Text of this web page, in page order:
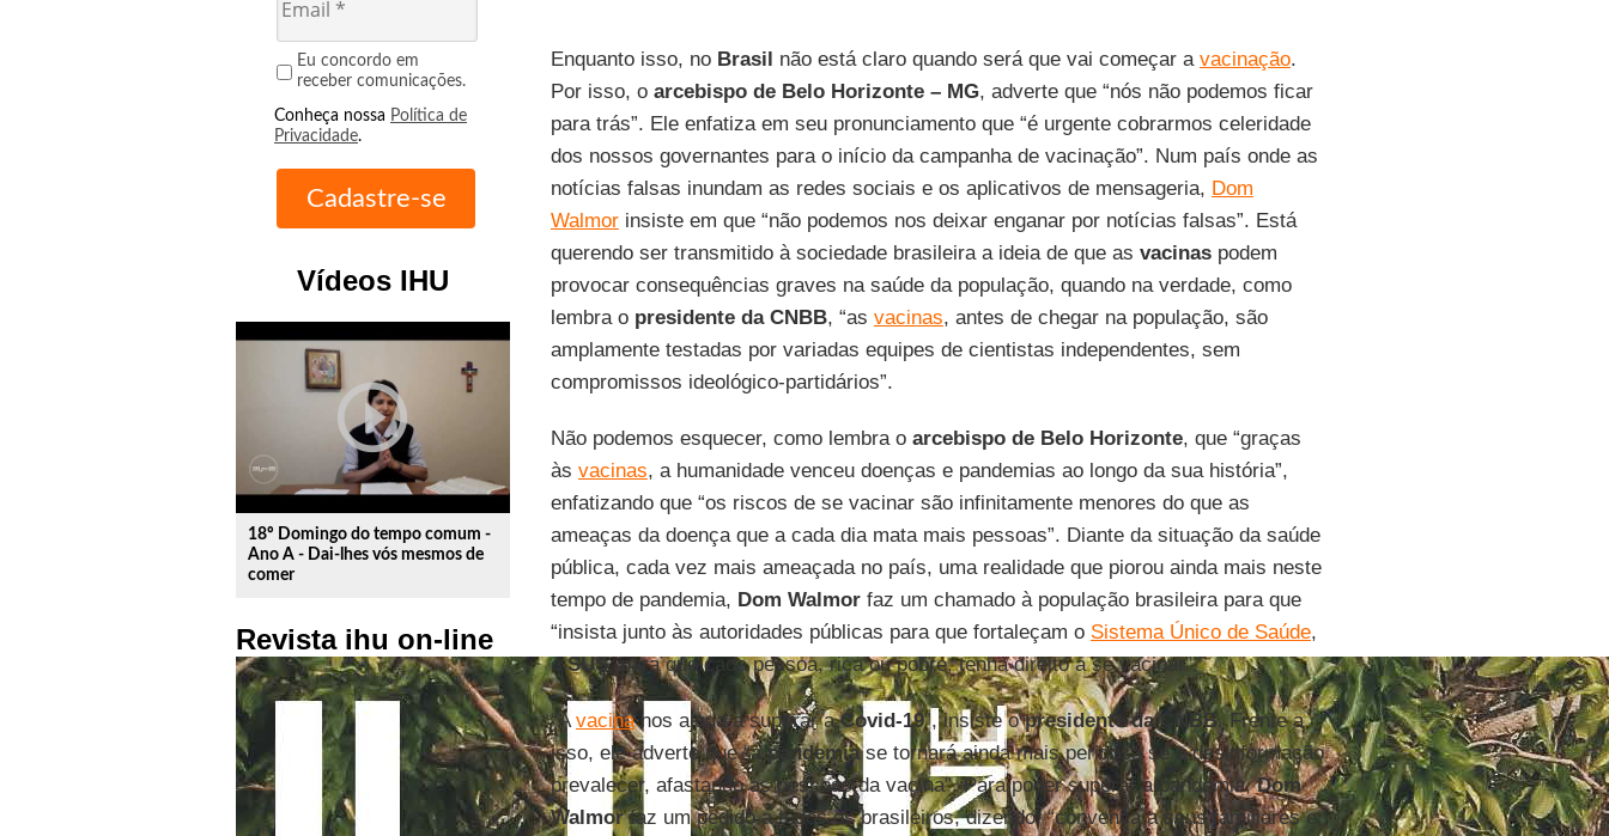
Eu concordo em
receber comunicações.
Conheça nossa Política de
Privacidade.
Vídeos IHU
play_circle_outline
18º Domingo do tempo comum -
Ano A - Dai-lhes vós mesmos de
comer
Revista ihu on-line
Enquanto isso, no Brasil não está claro quando será que vai começar a vacinação.
Por isso, o arcebispo de Belo Horizonte – MG, adverte que “nós não podemos ficar
para trás”. Ele enfatiza em seu pronunciamento que “é urgente cobrarmos celeridade
dos nossos governantes para o início da campanha de vacinação”. Num país onde as
notícias falsas inundam as redes sociais e os aplicativos de mensageria, Dom
Walmorinsiste em que “não podemos nos deixar enganar por notícias falsas”. Está
querendo ser transmitido à sociedade brasileira a ideia de que as vacinaspodem
provocar consequências graves na saúde da população, quando na verdade, como
lembra o presidente da CNBB, “as vacinas, antes de chegar na população, são
amplamente testadas por variadas equipes de cientistas independentes, sem
compromissos ideológico-partidários”.
Não podemos esquecer, como lembra o arcebispo de Belo Horizonte, que “graças
às vacinas, a humanidade venceu doenças e pandemias ao longo da sua história”,
enfatizando que “os riscos de se vacinar são infinitamente menores do que as
ameaças da doença que a cada dia mata mais pessoas”. Diante da situação da saúde
pública, cada vez mais ameaçada no país, uma realidade que piorou ainda mais neste
tempo de pandemia, Dom Walmorfaz um chamado à população brasileira para que
“insista junto às autoridades públicas para que fortaleçam o Sistema Único de Saúde,
oSUS, para que cada pessoa, rica ou pobre, tenha direito a se vacinar”.
“Avacinanos ajuda a superar aCovid-19”, insiste opresidente da CNBB. Frente a
isso, ele adverte que “apandemiase tornará ainda mais perigosa se a desinformação
prevalecer, afastando as pessoas da vacina”. Para poder superar a pandemia,Dom
Walmorfaz um pedido a todos os brasileiros, dizendo: “convença a seus familiares e